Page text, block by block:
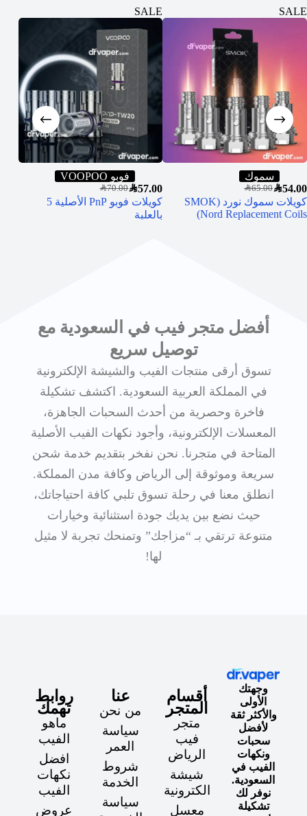
SALE
سموك
SAR65.00SAR54.00
كويلات سموك نورد (SMOK
Nord Replacement Coils)
SALE
فوبو VOOPOO
SAR70.00SAR57.00
كويلات فوبو PnP الأصلية 5
بالعلبة
أفضل متجر فيب في السعودية مع
توصيل سريع
تسوق أرقى منتجات الفيب والشيشة الإلكترونية
في المملكة العربية السعودية. اكتشف تشكيلة
فاخرة وحصرية من أحدث السحبات الجاهزة،
المعسلات الإلكترونية، وأجود نكهات الفيب الأصلية
المتاحة في متجرنا. نحن نفخر بتقديم خدمة شحن
سريعة وموثوقة إلى الرياض وكافة مدن المملكة.
انطلق معنا في رحلة تسوق تلبي كافة احتياجاتك،
حيث نضع بين يديك جودة استثنائية وخيارات
متنوعة ترتقي بـ “مزاجك” وتمنحك تجربة لا مثيل
لها!
وجهتك
الأولى
والأكثر ثقة
لأفضل
سحبات
ونكهات
الفيب في
السعودية.
نوفر لك
تشكيلة
أقسام
المتجر
متجر
فيب
الرياض
شيشة
الكترونية
معسل
عنا
من نحن
سياسة
العمر
شروط
الخدمة
سياسة
روابط
تهمك
ماهو
الفيب
افضل
نكهات
الفيب
عروض